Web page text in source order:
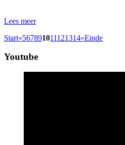
Lees meer
Start«567891011121314»Einde
Youtube